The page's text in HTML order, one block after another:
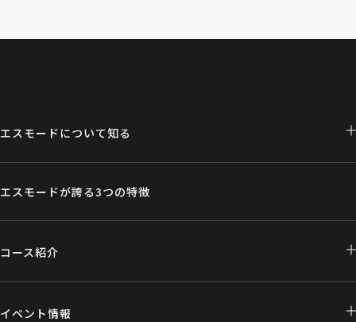
エスモードについて知る
エスモードが誇る3つの特徴
コース紹介
イベント情報